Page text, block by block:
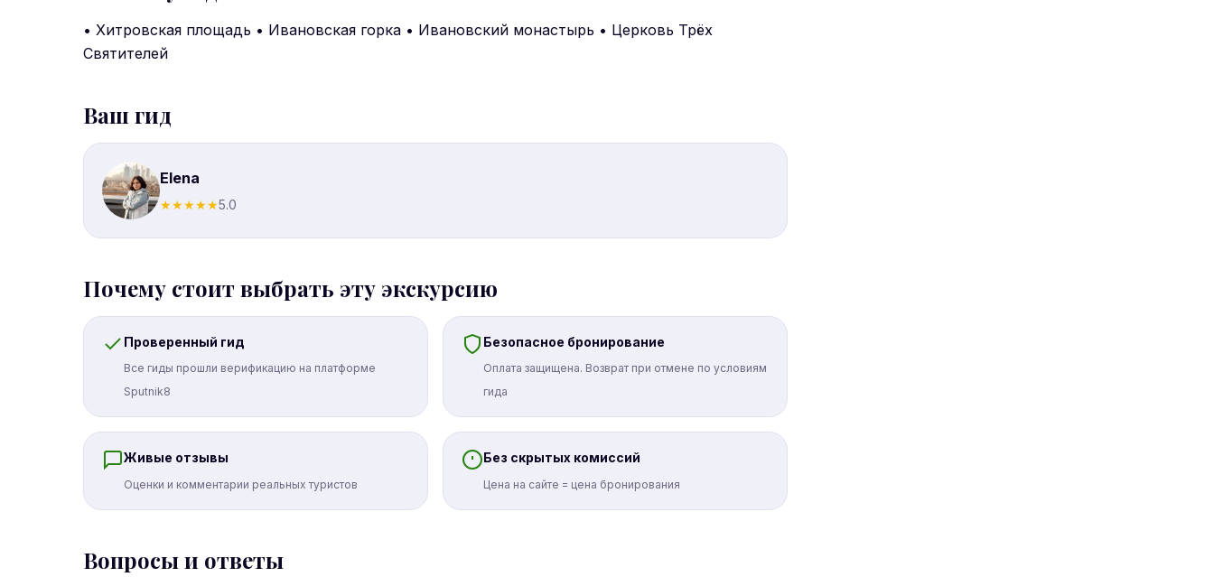
• Хитровская площадь • Ивановская горка • Ивановский монастырь • Церковь Трёх
Святителей
Ваш гид
Elena
★★★★★5.0
Почему стоит выбрать эту экскурсию
Проверенный гид
Все гиды прошли верификацию на платформе
Sputnik8
Безопасное бронирование
Оплата защищена. Возврат при отмене по условиям
гида
Живые отзывы
Оценки и комментарии реальных туристов
Без скрытых комиссий
Цена на сайте = цена бронирования
Вопросы и ответы